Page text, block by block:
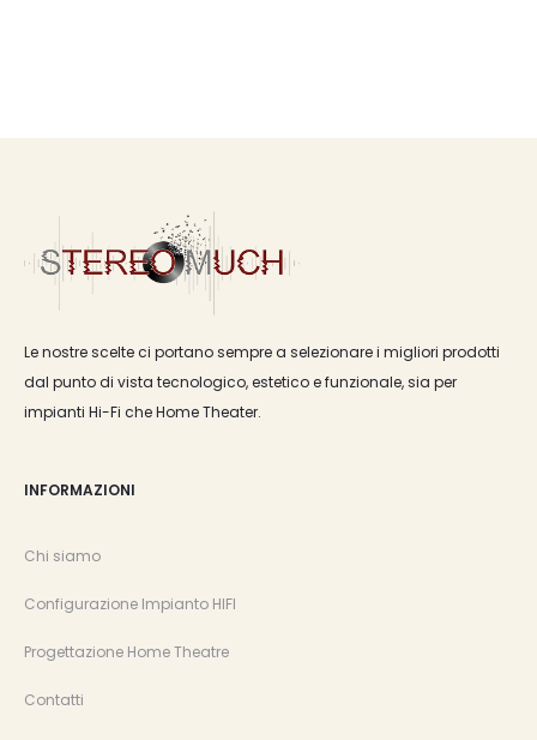
Le nostre scelte ci portano sempre a selezionare i migliori prodotti
dal punto di vista tecnologico, estetico e funzionale, sia per
impianti Hi-Fi che Home Theater.
INFORMAZIONI
Chi siamo
Configurazione Impianto HIFI
Progettazione Home Theatre
Contatti